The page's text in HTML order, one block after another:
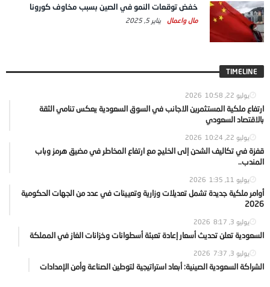
خفض توقعات النمو في الصين بسبب مخاوف كورونا
مال واعمال يناير 5, 2025
TIMELINE
يوليو 22, 2026 10:58
ارتفاع ملكية المستثمرين الاجانب في السوق السعودية يعكس تنامي الثقة
بالاقتصاد السعودي
يوليو 22, 2026 10:24
قفزة في تكاليف الشحن إلى الخليج مع ارتفاع المخاطر في مضيق هرمز وباب
المندب..
يوليو 11, 2026 1:35
أوامر ملكية جديدة تشمل تعديلات وزارية وتعيينات في عدد من الجهات الحكومية
2026
يوليو 3, 2026 8:17
السعودية تعلن تحديث أسعار إعادة تعبئة أسطوانات وخزانات الغاز في المملكة
يوليو 3, 2026 7:37
الشراكة السعودية الصينية: أبعاد استراتيجية لتوطين الصناعة وأمن الإمدادات